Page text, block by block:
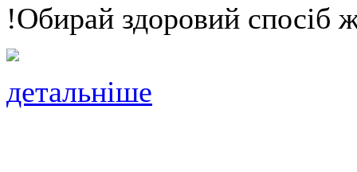
!Обирай здоровий спосіб
детальніше